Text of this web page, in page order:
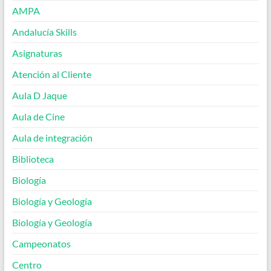
AMPA
Andalucía Skills
Asignaturas
Atención al Cliente
Aula D Jaque
Aula de Cine
Aula de integración
Biblioteca
Biología
Biología y Geología
Biología y Geología
Campeonatos
Centro